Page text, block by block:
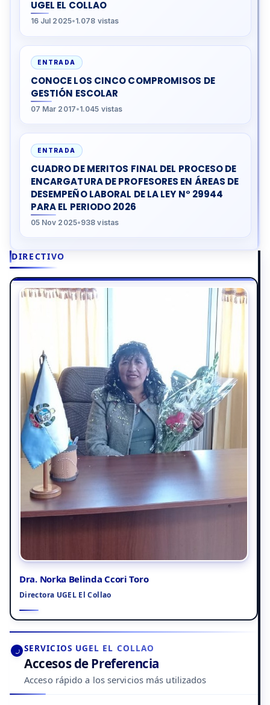
DIRECTIVO
Dra. Norka Belinda Ccori Toro
Directora UGEL El Collao
SERVICIOS UGEL EL COLLAO
Accesos de Preferencia
Acceso rápido a los servicios más utilizados
UGEL EL COLLAO
16 Jul 2025•1.078 vistas
ENTRADA
CONOCE LOS CINCO COMPROMISOS DE
GESTIÓN ESCOLAR
07 Mar 2017•1.045 vistas
ENTRADA
CUADRO DE MERITOS FINAL DEL PROCESO DE
ENCARGATURA DE PROFESORES EN ÁREAS DE
DESEMPEÑO LABORAL DE LA LEY N° 29944
PARA EL PERIODO 2026
05 Nov 2025•938 vistas